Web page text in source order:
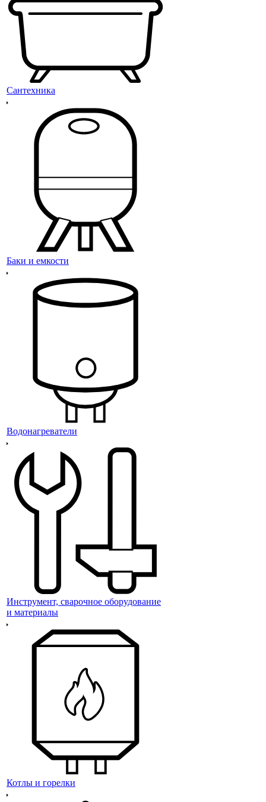
Сантехника
Баки и емкости
Водонагреватели
Инструмент, сварочное оборудование
и материалы
Котлы и горелки